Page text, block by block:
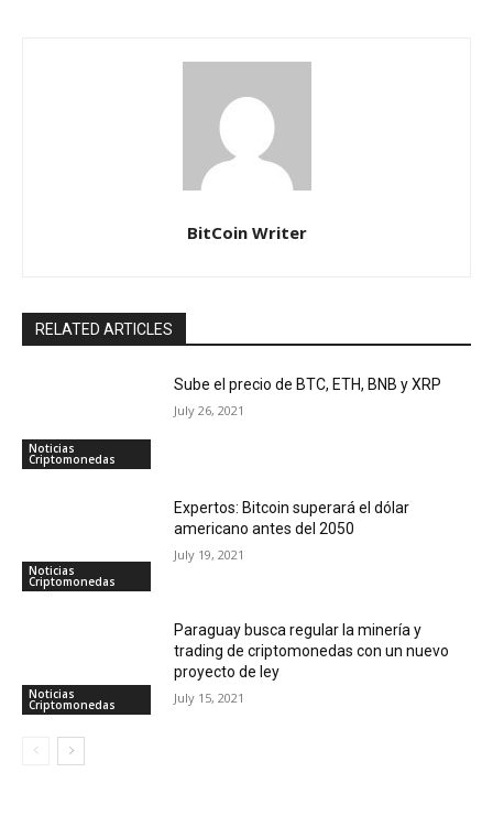
BitCoin Writer
RELATED ARTICLES
Noticias
Criptomonedas
Sube el precio de BTC, ETH, BNB y XRP
July 26, 2021
Noticias
Criptomonedas
Expertos: Bitcoin superará el dólar
americano antes del 2050
July 19, 2021
Noticias
Criptomonedas
Paraguay busca regular la minería y
trading de criptomonedas con un nuevo
proyecto de ley
July 15, 2021